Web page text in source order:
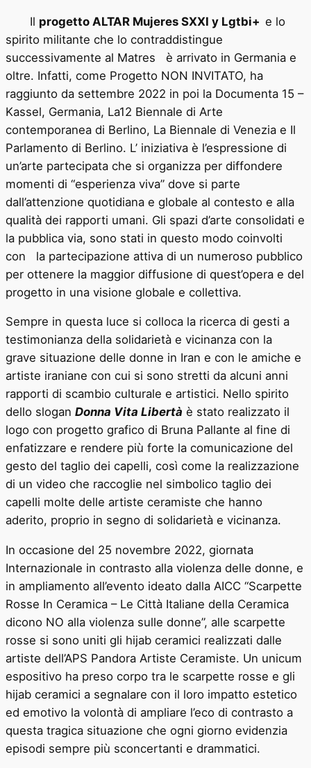
Il progetto ALTAR Mujeres SXXI y Lgtbi+ e lo
spirito militante che lo contraddistingue
successivamente al Matres è arrivato in Germania e
oltre. Infatti, come Progetto NON INVITATO, ha
raggiunto da settembre 2022 in poi la Documenta 15 –
Kassel, Germania, La12 Biennale di Arte
contemporanea di Berlino, La Biennale di Venezia e Il
Parlamento di Berlino. L’ iniziativa è l’espressione di
un’arte partecipata che si organizza per diffondere
momenti di “esperienza viva” dove si parte
dall’attenzione quotidiana e globale al contesto e alla
qualità dei rapporti umani. Gli spazi d’arte consolidati e
la pubblica via, sono stati in questo modo coinvolti
con la partecipazione attiva di un numeroso pubblico
per ottenere la maggior diffusione di quest’opera e del
progetto in una visione globale e collettiva.
Sempre in questa luce si colloca la ricerca di gesti a
testimonianza della solidarietà e vicinanza con la
grave situazione delle donne in Iran e con le amiche e
artiste iraniane con cui si sono stretti da alcuni anni
rapporti di scambio culturale e artistici. Nello spirito
dello slogan Donna Vita Libertà è stato realizzato il
logo con progetto grafico di Bruna Pallante al fine di
enfatizzare e rendere più forte la comunicazione del
gesto del taglio dei capelli, così come la realizzazione
di un video che raccoglie nel simbolico taglio dei
capelli molte delle artiste ceramiste che hanno
aderito, proprio in segno di solidarietà e vicinanza.
In occasione del 25 novembre 2022, giornata
Internazionale in contrasto alla violenza delle donne, e
in ampliamento all’evento ideato dalla AICC “Scarpette
Rosse In Ceramica – Le Città Italiane della Ceramica
dicono NO alla violenza sulle donne”, alle scarpette
rosse si sono uniti gli hijab ceramici realizzati dalle
artiste dell’APS Pandora Artiste Ceramiste. Un unicum
espositivo ha preso corpo tra le scarpette rosse e gli
hijab ceramici a segnalare con il loro impatto estetico
ed emotivo la volontà di ampliare l’eco di contrasto a
questa tragica situazione che ogni giorno evidenzia
episodi sempre più sconcertanti e drammatici.